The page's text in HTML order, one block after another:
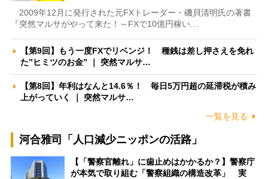
2009年12月に発行された元FXトレーダー・磯貝清明氏の著書
『突然マルサがやって来た！～FXで10億円稼い…
【第9回】もう一度FXでリベンジ！ 種銭は差し押さえを免れ
た”ヒミツのお金” ｜ 突然マルサ…
【第8回】年利はなんと14.6％！ 毎日5万円超の延滞税が積み
上がっていく ｜ 突然マルサ…
一覧を見る
河合雅司「人口減少ニッポンの活路」
【「警察官離れ」に歯止めはかかるか？】警察庁
が本気で取り組む「警察組織の構造改革」 実